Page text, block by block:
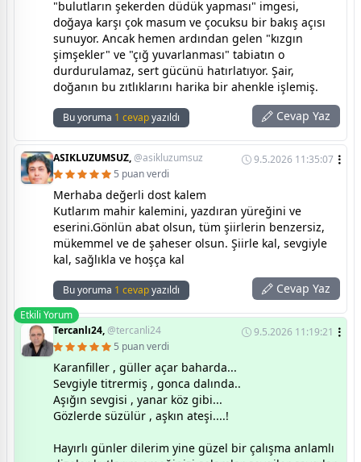
"bulutların şekerden düdük yapması" imgesi,
doğaya karşı çok masum ve çocuksu bir bakış açısı
sunuyor. Ancak hemen ardından gelen "kızgın
şimşekler" ve "çığ yuvarlanması" tabiatın o
durdurulamaz, sert gücünü hatırlatıyor. Şair,
doğanın bu zıtlıklarını harika bir ahenkle işlemiş.
Bu yoruma 1 cevapyazıldı Cevap Yaz
ASIKLUZUMSUZ,@asikluzumsuz
9.5.2026 11:35:07
5 puan verdi
Merhaba değerli dost kalem
Kutlarım mahir kalemini, yazdıran yüreğini ve
eserini.Gönlün abat olsun, tüm şiirlerin benzersiz,
mükemmel ve de şaheser olsun. Şiirle kal, sevgiyle
kal, sağlıkla ve hoşça kal
Bu yoruma 1 cevapyazıldı Cevap Yaz
Etkili Yorum
Tercanlı24,@tercanli24
9.5.2026 11:19:21
5 puan verdi
Karanfiller , güller açar baharda...
Sevgiyle titrermiş , gonca dalında..
Aşığın sevgisi , yanar köz gibi...
Gözlerde süzülür , aşkın ateşi....!
Hayırlı günler dilerim yine güzel bir çalışma anlamlı